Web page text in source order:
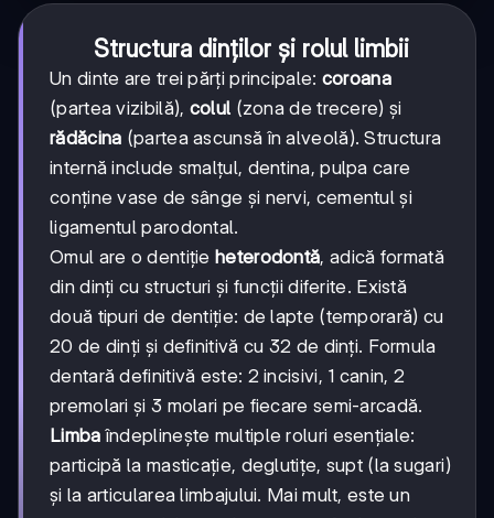
Structura dinților și rolul limbii
Un dinte are trei părți principale: coroana
(partea vizibilă), colul (zona de trecere) și
rădăcina (partea ascunsă în alveolă). Structura
internă include smalțul, dentina, pulpa care
conține vase de sânge și nervi, cementul și
ligamentul parodontal.
Omul are o dentiție heterodontă, adică formată
din dinți cu structuri și funcții diferite. Există
două tipuri de dentiție: de lapte (temporară) cu
20 de dinți și definitivă cu 32 de dinți. Formula
dentară definitivă este: 2 incisivi, 1 canin, 2
premolari și 3 molari pe fiecare semi-arcadă.
Limba îndeplinește multiple roluri esențiale:
participă la masticație, deglutițe, supt (la sugari)
și la articularea limbajului. Mai mult, este un